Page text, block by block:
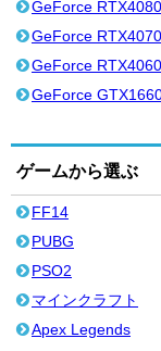
GeForce RTX4080
GeForce RTX4070
GeForce RTX4060
GeForce
ゲームから選ぶ
FF14
PUBG
PSO2
マインクラフト
Apex Legends